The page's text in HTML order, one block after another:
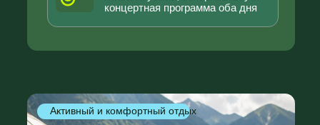
Зоны для движения, игр и
спокойного отдыха с детьми
любого возраста — от малышей
Игровая зона